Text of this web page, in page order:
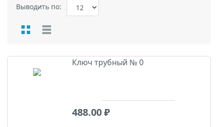
Выводить по:
Отображение:
ТОВАРЫ Ключ трубный № 0
488.00₽